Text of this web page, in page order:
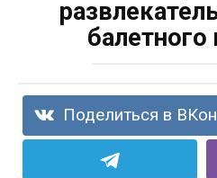
Поделиться в